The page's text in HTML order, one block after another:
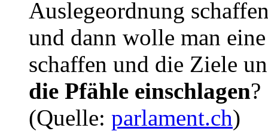
Auslegeordnung
und dann wolle man
schaffen und die Ziele
die Pfähle einschlagen?
(Quelle: parlament.ch)